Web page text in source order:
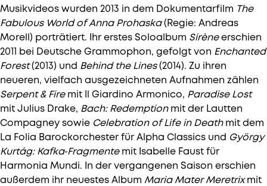
Musikvideos wurden 2013 in dem Dokumentarfilm The
Fabulous World of Anna Prohaska(Regie: Andreas
Morell) porträtiert. Ihr erstes Soloalbum Sirèneerschien
2011 bei Deutsche Grammophon, gefolgt von Enchanted
Forest(2013) und Behind the Lines(2014). Zu ihren
neueren, vielfach ausgezeichneten Aufnahmen zählen
Serpent & Firemit Il Giardino Armonico, Paradise Lost
mit Julius Drake, Bach: Redemptionmit der Lautten
Compagney sowie Celebration of Life in Deathmit dem
La Folia Barockorchester für Alpha Classics und György
Kurtág: Kafka‑Fragmentemit Isabelle Faust für
Harmonia Mundi. In der vergangenen Saison erschien
außerdem ihr neuestes Album Maria Mater Meretrixmit